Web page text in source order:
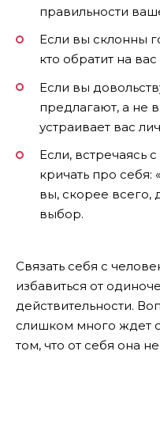
правильности
Если вы склонны
кто обратит на
Если вы
предлагают, а не
устраивает вас
Если, встречаясь
кричать про себя: «
вы, скорее всего,
выбор.
Связать себя с
избавиться от
действительности.
слишком много ждет
том, что от себя она